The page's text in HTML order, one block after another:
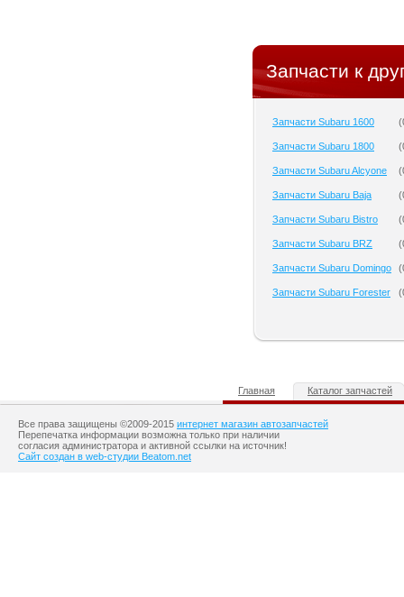
Запчасти к
Запчасти Subaru 1600 (
Запчасти Subaru 1800 (
Запчасти Subaru Alcyone (
Запчасти Subaru Baja (
Запчасти Subaru Bistro (
Запчасти Subaru BRZ (
Запчасти Subaru Domingo (
Запчасти Subaru Forester (
Главная Каталог запчастей
Все права защищены ©2009-2015 интернет магазин автозапчастей
Перепечатка информации возможна только при наличии
согласия администратора и активной ссылки на источник!
Сайт создан в web-студии Beatom.net